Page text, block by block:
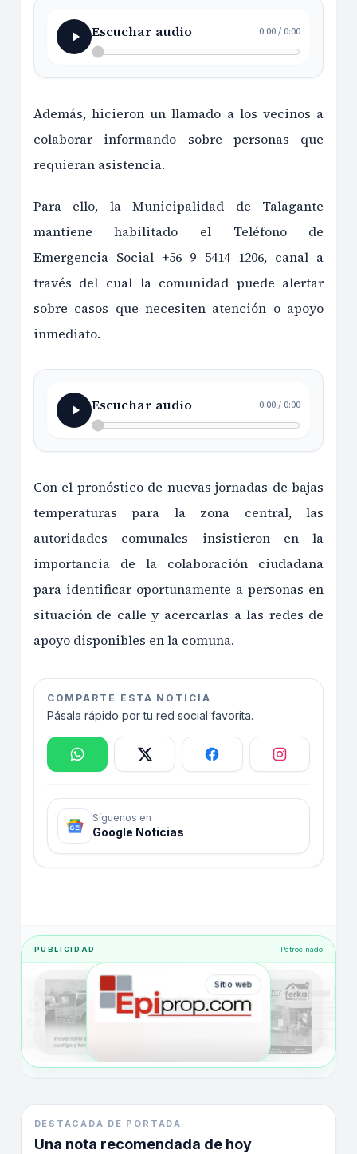
Escuchar audio 0:00/0:00
Además, hicieron un llamado a los vecinos a
colaborar informando sobre personas que
requieran asistencia.
Para ello, la Municipalidad de Talagante
mantiene habilitado el Teléfono de
Emergencia Social +56 9 5414 1206, canal a
través del cual la comunidad puede alertar
sobre casos que necesiten atención o apoyo
inmediato.
Escuchar audio 0:00/0:00
Con el pronóstico de nuevas jornadas de bajas
temperaturas para la zona central, las
autoridades comunales insistieron en la
importancia de la colaboración ciudadana
para identificar oportunamente a personas en
situación de calle y acercarlas a las redes de
apoyo disponibles en la comuna.
COMPARTE ESTA NOTICIA
Pásala rápido por tu red social favorita.
Síguenos en
Google Noticias
PUBLICIDAD Patrocinado
Sitio web
DESTACADA DE PORTADA
Una nota recomendada de hoy